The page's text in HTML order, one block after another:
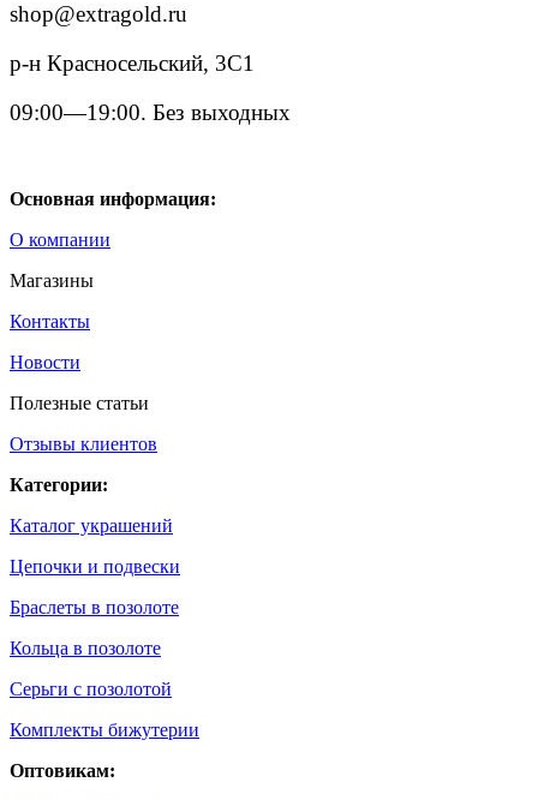
shop@extragold.ru
р-н Красносельский, 3С1
09:00—19:00. Без выходных
Основная информация:
О компании
Магазины
Контакты
Новости
Полезные статьи
Отзывы клиентов
Категории:
Каталог украшений
Цепочки и подвески
Браслеты в позолоте
Кольца в позолоте
Серьги с позолотой
Комплекты бижутерии
Оптовикам: